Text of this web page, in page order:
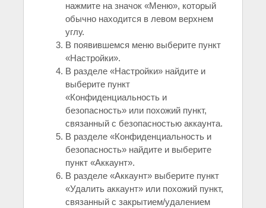
нажмите на значок «Меню», который
обычно находится в левом верхнем
углу.
В появившемся меню выберите пункт
«Настройки».
В разделе «Настройки» найдите и
выберите пункт
«Конфиденциальность и
безопасность» или похожий пункт,
связанный с безопасностью аккаунта.
В разделе «Конфиденциальность и
безопасность» найдите и выберите
пункт «Аккаунт».
В разделе «Аккаунт» выберите пункт
«Удалить аккаунт» или похожий пункт,
связанный с закрытием/удалением